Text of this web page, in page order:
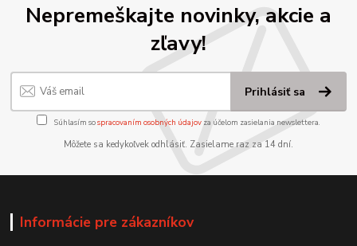
Nepremeškajte novinky, akcie a
zľavy!
Prihlásiť sa
Súhlasím sospracovaním osobných údajov za účelom zasielania newslettera.
Môžete sa kedykoľvek odhlásiť. Zasielame raz za 14 dní.
Informácie pre zákazníkov